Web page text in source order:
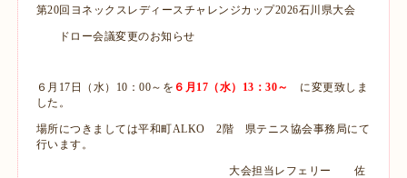
第20回ヨネックスレディースチャレンジカップ2026石川県大会
ドロー会議変更のお知らせ
６月17日（水）10：00～を ６月17（水）13：30～ に変更致しま
した。
場所につきましては平和町ALKO 2階 県テニス協会事務局にて
行います。
大会担当レフェリー 佐